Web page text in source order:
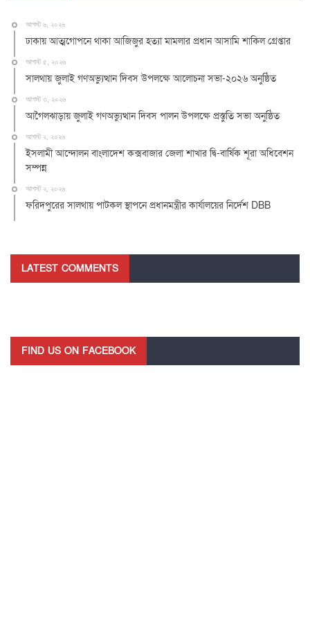
আগস্ট ৬, ২০২৬
ঢাকায় আত্মগোপনে থাকা আজিজুর হত্যা মামলার প্রধান আসামি শাকিল গ্রেপ্তার
আগস্ট ৫, ২০২৬
সালথায় জুলাই গণঅভ্যুত্থান দিবস উপলক্ষে আলোচনা সভা-২০২৬ অনুষ্ঠিত
আগস্ট ৩, ২০২৬
আগৈলঝাড়ায় জুলাই গণঅভ্যুত্থান দিবস পালন উপলক্ষে প্রস্তুতি সভা অনুষ্ঠিত
আগস্ট ২, ২০২৬
ইসলামী আন্দোলন বাংলাদেশ কক্সবাজার জেলা শাখার দ্বি-বার্ষিক শূরা অধিবেশন
সম্পন্ন
আগস্ট ২, ২০২৬
ফরিদপুরের সালথায় পাটকল স্থাপনে প্রধানমন্ত্রীর কার্যালয়ের নির্দেশ DBB
LATEST COMMENTS
FIND US ON FACEBOOK